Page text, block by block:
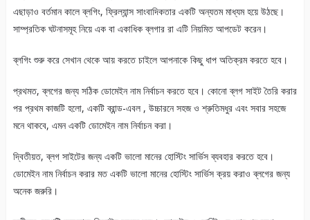
এছাড়াও বর্তমান কালে ব্লগিং, ফ্রিল্যান্স সাংবাদিকতার একটি অন্যতম মাধ্যম হয়ে উঠছে।
সাম্প্রতিক ঘটনাসমূহ নিয়ে এক বা একাধিক ব্লগার রা এটি নিয়মিত আপডেট করেন।
ব্লগিং শুরু করে সেখান থেকে আয় করতে চাইলে আপনাকে কিছু ধাপ অতিক্রম করতে হবে।
প্রথমত, ব্লগের জন্য সঠিক ডোমেইন নাম নির্বাচন করতে হবে। কোনো ব্লগ সাইট তৈরি করার
পর প্রথম কাজটি হলো, একটি ব্রান্ড-এবল , উচ্চারনে সহজ ও শ্রুতিমধুর এবং সবার সহজে
মনে থাকবে, এমন একটি ডোমেইন নাম নির্বাচন করা।
দ্বিতীয়ত, ব্লগ সাইটের জন্য একটি ভালো মানের হোস্টিং সার্ভিস ব্যবহার করতে হবে।
ডোমেইন নাম নির্বাচন করার মত একটি ভালো মানের হোস্টিং সার্ভিস ক্রয় করাও ব্লগের জন্য
অনেক জরুরি।